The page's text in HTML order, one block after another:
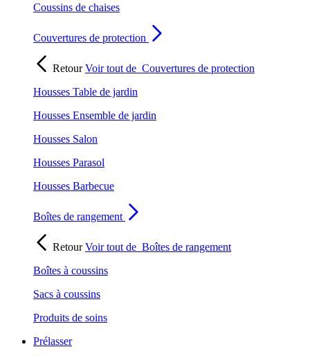
Coussins de chaises
Couvertures de protection
RetourVoir tout de Couvertures de protection
Housses Table de jardin
Housses Ensemble de jardin
Housses Salon
Housses Parasol
Housses Barbecue
Boîtes de rangement
RetourVoir tout de Boîtes de rangement
Boîtes à coussins
Sacs à coussins
Produits de soins
Prélasser